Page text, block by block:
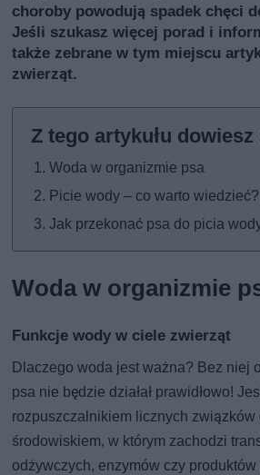
choroby powodują spadek chęci
Jeśli szukasz więcej porad i
także zebrane w tym miejscu
zwierząt.
Woda w organizmie psa
Picie wody – co warto wiedzieć?
Jak przekonać psa do picia
Woda w organizmie
Funkcje wody w ciele zwierząt
Dlaczego woda jest ważna? Bez niej
psa nie będzie działał prawidłowo!
rozpuszczalnikiem licznych związków
środowiskiem, w którym zachodzi
odżywczych, enzymów czy